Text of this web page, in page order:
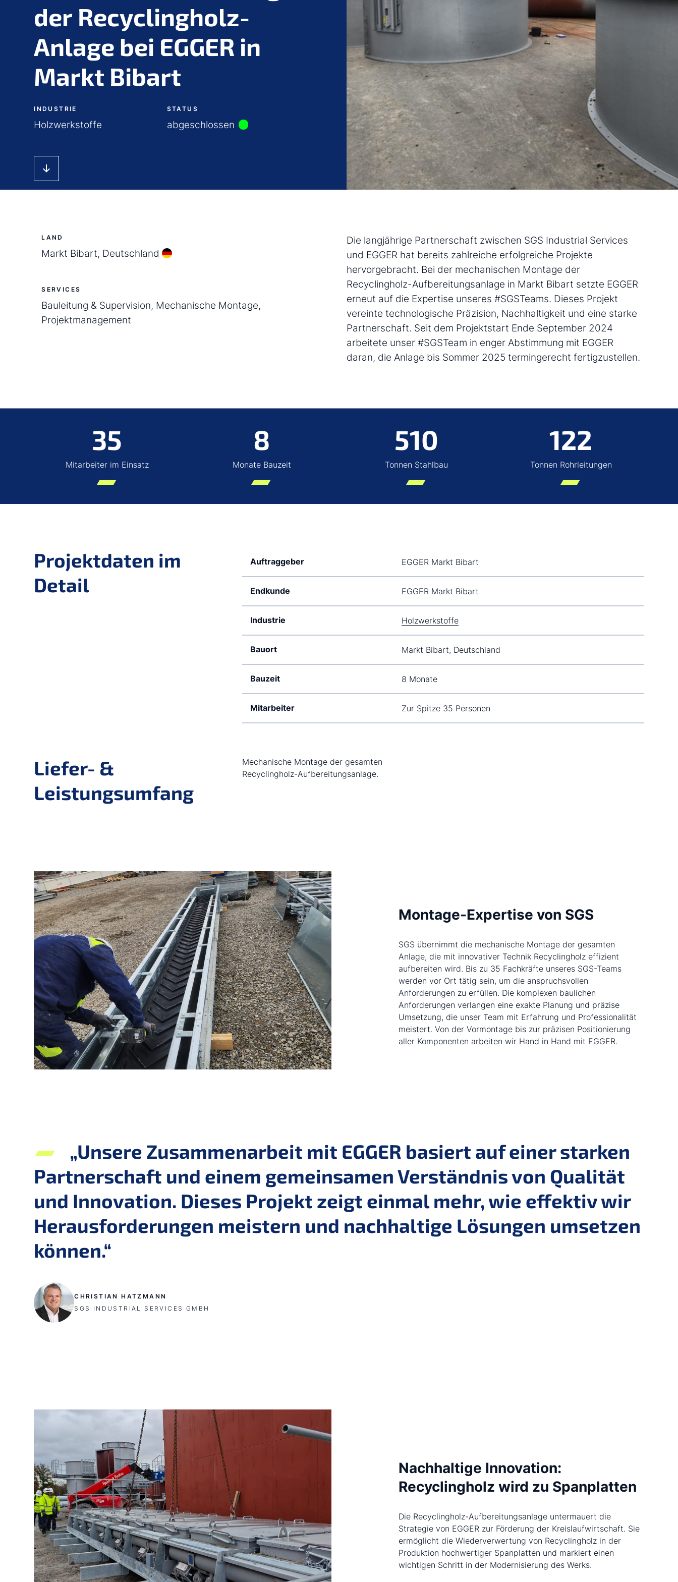
der Recyclingholz-
Anlage bei EGGER in
Markt Bibart
INDUSTRIE
Holzwerkstoffe
STATUS
abgeschlossen
LAND
Markt Bibart, Deutschland
SERVICES
Bauleitung & Supervision, Mechanische Montage,
Projektmanagement
Die langjährige Partnerschaft zwischen SGS Industrial Services
und EGGER hat bereits zahlreiche erfolgreiche Projekte
hervorgebracht. Bei der mechanischen Montage der
Recyclingholz-Aufbereitungsanlage in Markt Bibart setzte EGGER
erneut auf die Expertise unseres #SGSTeams. Dieses Projekt
vereinte technologische Präzision, Nachhaltigkeit und eine starke
Partnerschaft. Seit dem Projektstart Ende September 2024
arbeitete unser #SGSTeam in enger Abstimmung mit EGGER
daran, die Anlage bis Sommer 2025 termingerecht fertigzustellen.
35
Mitarbeiter im Einsatz
8
Monate Bauzeit
510
Tonnen Stahlbau
122
Tonnen Rohrleitungen
Projektdaten im
Detail
Auftraggeber EGGER Markt Bibart
Endkunde EGGER Markt Bibart
Industrie Holzwerkstoffe
Bauort Markt Bibart, Deutschland
Bauzeit 8 Monate
Mitarbeiter Zur Spitze 35 Personen
Liefer- &
Leistungsumfang
Mechanische Montage der gesamten
Recyclingholz-Aufbereitungsanlage.
Montage-Expertise von SGS
SGS übernimmt die mechanische Montage der gesamten
Anlage, die mit innovativer Technik Recyclingholz effizient
aufbereiten wird. Bis zu 35 Fachkräfte unseres SGS-Teams
werden vor Ort tätig sein, um die anspruchsvollen
Anforderungen zu erfüllen. Die komplexen baulichen
Anforderungen verlangen eine exakte Planung und präzise
Umsetzung, die unser Team mit Erfahrung und Professionalität
meistert. Von der Vormontage bis zur präzisen Positionierung
aller Komponenten arbeiten wir Hand in Hand mit EGGER.
„Unsere Zusammenarbeit mit EGGER basiert auf einer starken
Partnerschaft und einem gemeinsamen Verständnis von Qualität
und Innovation. Dieses Projekt zeigt einmal mehr, wie effektiv wir
Herausforderungen meistern und nachhaltige Lösungen umsetzen
können.“
CHRISTIAN HATZMANN
SGS INDUSTRIAL SERVICES GMBH
Nachhaltige Innovation:
Recyclingholz wird zu Spanplatten
Die Recyclingholz-Aufbereitungsanlage untermauert die
Strategie von EGGER zur Förderung der Kreislaufwirtschaft. Sie
ermöglicht die Wiederverwertung von Recyclingholz in der
Produktion hochwertiger Spanplatten und markiert einen
wichtigen Schritt in der Modernisierung des Werks.